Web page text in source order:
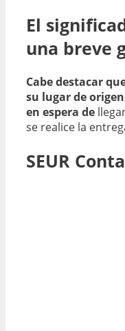
El
una breve
Cabe destacar
su lugar de origen
en espera de
se realice la
SEUR